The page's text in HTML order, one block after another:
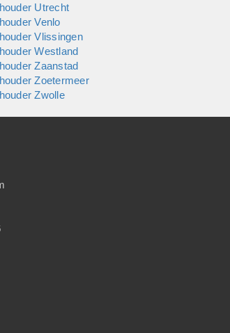
Utrecht
Venlo
Vlissingen
Westland
Zaanstad
Zoetermeer
Zwolle